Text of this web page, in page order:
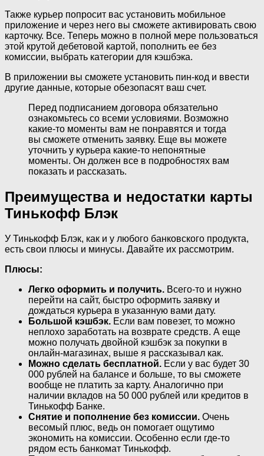
Также курьер попросит вас установить мобильное
приложение и через него вы сможете активировать свою
карточку. Все. Теперь можно в полной мере пользоваться
этой крутой дебетовой картой, пополнить ее без
комиссии, выбрать категории для кэшбэка.
В приложении вы сможете установить пин-код и ввести
другие данные, которые обезопасят ваш счет.
Перед подписанием договора обязательно
ознакомьтесь со всеми условиями. Возможно
какие-то моменты вам не понравятся и тогда
вы сможете отменить заявку. Еще вы можете
уточнить у курьера какие-то непонятные
моменты. Он должен все в подробностях вам
показать и рассказать.
Преимущества и недостатки карты
Тинькофф Блэк
У Тинькофф Блэк, как и у любого банковского продукта,
есть свои плюсы и минусы. Давайте их рассмотрим.
Плюсы:
Легко оформить и получить. Всего-то и нужно
перейти на сайт, быстро оформить заявку и
дождаться курьера в указанную вами дату.
Большой кэшбэк. Если вам повезет, то можно
неплохо заработать на возврате средств. А еще
можно получать двойной кэшбэк за покупки в
онлайн-магазинах, выше я рассказывал как.
Можно сделать бесплатной. Если у вас будет 30
000 рублей на балансе и больше, то вы сможете
вообще не платить за карту. Аналогично при
наличии вкладов на 50 000 рублей или кредитов в
Тинькофф Банке.
Снятие и пополнение без комиссии. Очень
весомый плюс, ведь он помогает ощутимо
экономить на комиссии. Особенно если где-то
рядом есть банкомат Тинькофф.